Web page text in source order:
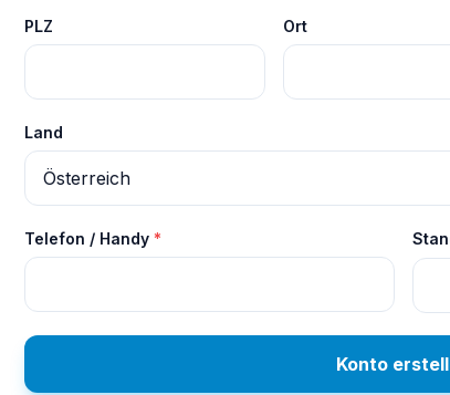
PLZ Ort
Land
Telefon / Handy *
Konto